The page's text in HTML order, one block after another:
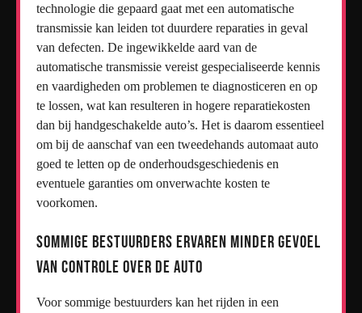
technologie die gepaard gaat met een automatische
transmissie kan leiden tot duurdere reparaties in geval
van defecten. De ingewikkelde aard van de
automatische transmissie vereist gespecialiseerde kennis
en vaardigheden om problemen te diagnosticeren en op
te lossen, wat kan resulteren in hogere reparatiekosten
dan bij handgeschakelde auto’s. Het is daarom essentieel
om bij de aanschaf van een tweedehands automaat auto
goed te letten op de onderhoudsgeschiedenis en
eventuele garanties om onverwachte kosten te
voorkomen.
Sommige bestuurders ervaren minder gevoel
van controle over de auto
Voor sommige bestuurders kan het rijden in een